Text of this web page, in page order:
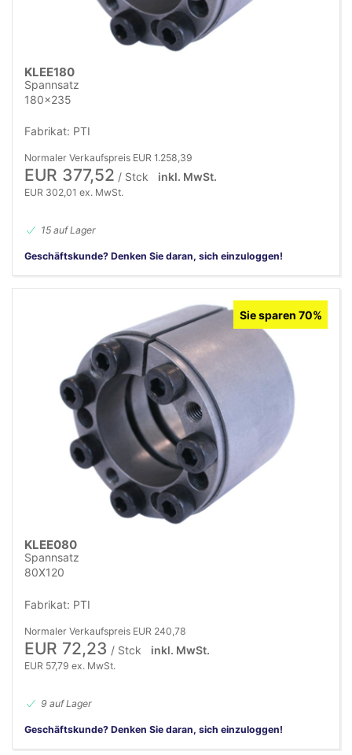
KLEE180
Spannsatz
180x235
Fabrikat: PTI
Normaler Verkaufspreis EUR 1.258,39
EUR 377,52 / Stck inkl. MwSt.
EUR 302,01 ex. MwSt.
15 auf Lager
Geschäftskunde? Denken Sie daran, sich einzuloggen!
Sie sparen 70%
KLEE080
Spannsatz
80X120
Fabrikat: PTI
Normaler Verkaufspreis EUR 240,78
EUR 72,23 / Stck inkl. MwSt.
EUR 57,79 ex. MwSt.
9 auf Lager
Geschäftskunde? Denken Sie daran, sich einzuloggen!